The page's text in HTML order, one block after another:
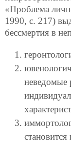
«Проблема
1990, с. 217)
бессмертия в
неведомые